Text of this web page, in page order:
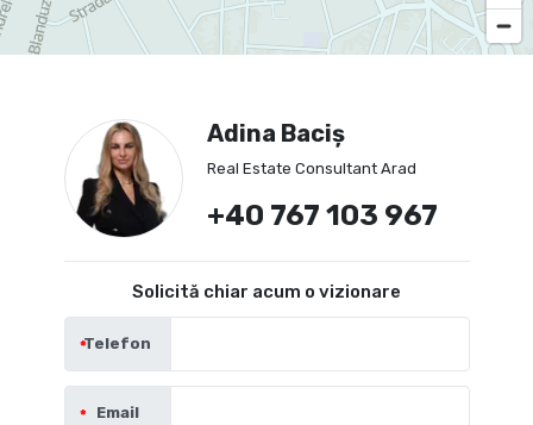
Adina Baciș
Real Estate Consultant Arad
+40 767 103 967
Solicită chiar acum o vizionare
Telefon
Email